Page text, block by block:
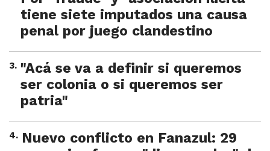
tiene siete imputados una causa
penal por juego clandestino
3. "Acá se va a definir si queremos
ser colonia o si queremos ser
patria"
4. Nuevo conflicto en Fanazul: 29